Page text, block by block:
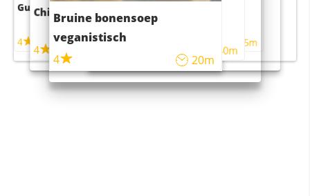
Guacamole
4
Chili con carne
4 45m
Bruine bonensoep
veganistisch
4
20m
Sushi rijstsalade
maaltijdsalade
40m
4 55m